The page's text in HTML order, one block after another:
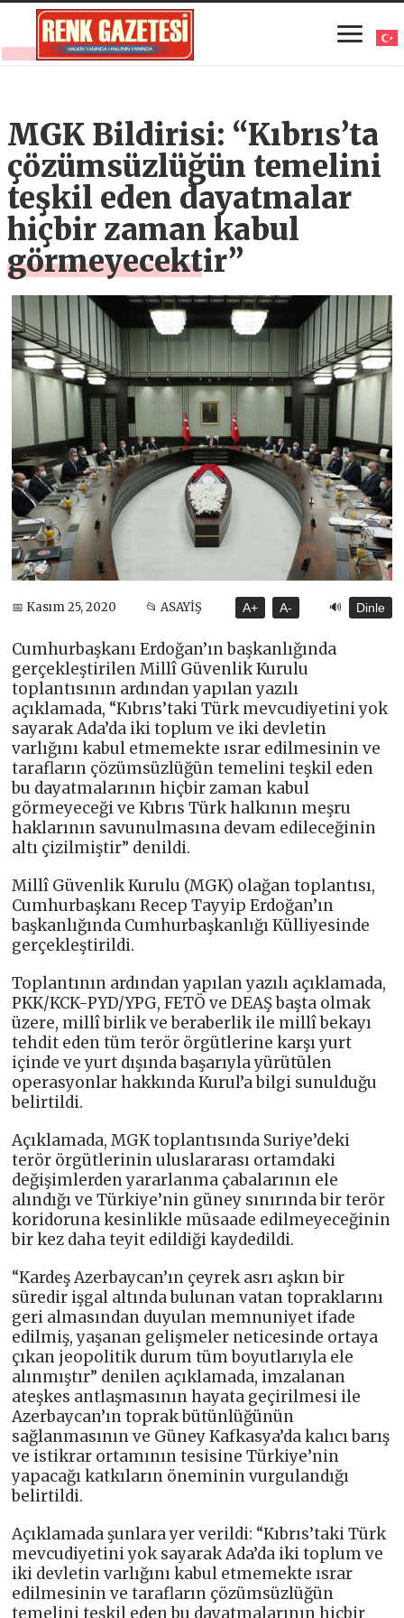
MGK Bildirisi: “Kıbrıs’ta
çözümsüzlüğün temelini
teşkil eden dayatmalar
hiçbir zaman kabul
görmeyecektir”
📅 Kasım 25, 2020 📂 ASAYİŞ A+ A- 🔊 Dinle
Cumhurbaşkanı Erdoğan’ın başkanlığında
gerçekleştirilen Millî Güvenlik Kurulu
toplantısının ardından yapılan yazılı
açıklamada, “Kıbrıs’taki Türk mevcudiyetini yok
sayarak Ada’da iki toplum ve iki devletin
varlığını kabul etmemekte ısrar edilmesinin ve
tarafların çözümsüzlüğün temelini teşkil eden
bu dayatmalarının hiçbir zaman kabul
görmeyeceği ve Kıbrıs Türk halkının meşru
haklarının savunulmasına devam edileceğinin
altı çizilmiştir” denildi.
Millî Güvenlik Kurulu (MGK) olağan toplantısı,
Cumhurbaşkanı Recep Tayyip Erdoğan’ın
başkanlığında Cumhurbaşkanlığı Külliyesinde
gerçekleştirildi.
Toplantının ardından yapılan yazılı açıklamada,
PKK/KCK-PYD/YPG, FETÖ ve DEAŞ başta olmak
üzere, millî birlik ve beraberlik ile millî bekayı
tehdit eden tüm terör örgütlerine karşı yurt
içinde ve yurt dışında başarıyla yürütülen
operasyonlar hakkında Kurul’a bilgi sunulduğu
belirtildi.
Açıklamada, MGK toplantısında Suriye’deki
terör örgütlerinin uluslararası ortamdaki
değişimlerden yararlanma çabalarının ele
alındığı ve Türkiye’nin güney sınırında bir terör
koridoruna kesinlikle müsaade edilmeyeceğinin
bir kez daha teyit edildiği kaydedildi.
“Kardeş Azerbaycan’ın çeyrek asrı aşkın bir
süredir işgal altında bulunan vatan topraklarını
geri almasından duyulan memnuniyet ifade
edilmiş, yaşanan gelişmeler neticesinde ortaya
çıkan jeopolitik durum tüm boyutlarıyla ele
alınmıştır” denilen açıklamada, imzalanan
ateşkes antlaşmasının hayata geçirilmesi ile
Azerbaycan’ın toprak bütünlüğünün
sağlanmasının ve Güney Kafkasya’da kalıcı barış
ve istikrar ortamının tesisine Türkiye’nin
yapacağı katkıların öneminin vurgulandığı
belirtildi.
Açıklamada şunlara yer verildi: “Kıbrıs’taki Türk
mevcudiyetini yok sayarak Ada’da iki toplum ve
iki devletin varlığını kabul etmemekte ısrar
edilmesinin ve tarafların çözümsüzlüğün
temelini teşkil eden bu dayatmalarının hiçbir